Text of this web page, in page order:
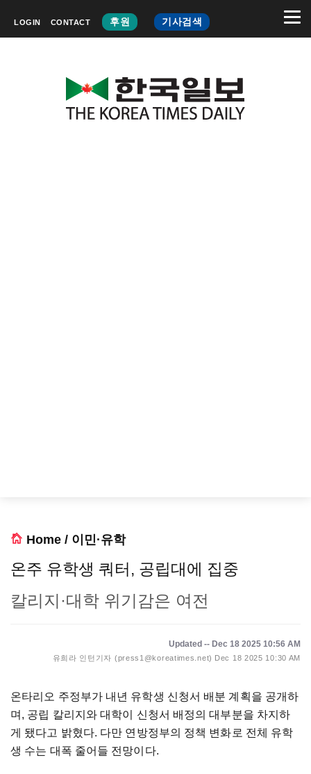
LOGIN CONTACT 후원 기사검색
Home / 이민·유학
온주 유학생 쿼터, 공립대에 집중
칼리지·대학 위기감은 여전
Updated -- Dec 18 2025 10:56 AM
유희라 인턴기자 (press1@koreatimes.net) Dec 18 2025 10:30 AM
온타리오 주정부가 내년 유학생 신청서 배분 계획을 공개하
며, 공립 칼리지와 대학이 신청서 배정의 대부분을 차지하
게 됐다고 밝혔다. 다만 연방정부의 정책 변화로 전체 유학
생 수는 대폭 줄어들 전망이다.